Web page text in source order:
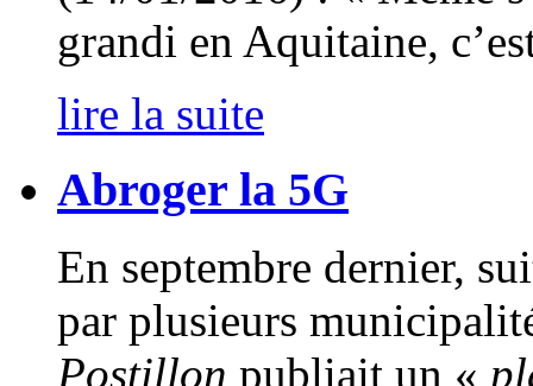
grandi en Aquitaine,
lire la suite
Abroger la 5G
En septembre dernier,
par plusieurs
Postillon publiait un «